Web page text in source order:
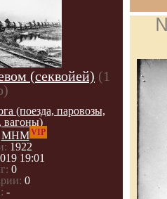
(секвойей) (1
(поезда, паровозы,
вагоны)
МНМVIP
1922
19:01
0
0
-